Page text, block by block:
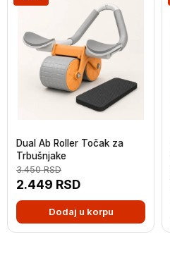
Dual Ab Roller Točak za
Trbušnjake
2.449 RSD
3.450RSD
Dodaj u korpu